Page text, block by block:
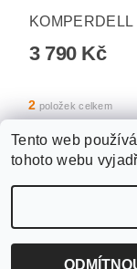
3 790 Kč
2 položek celkem
WANTED SPORT
Tento web
tohoto webu